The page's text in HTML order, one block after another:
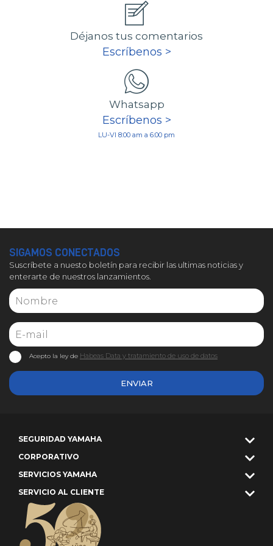
Déjanos tus comentarios
Escríbenos >
Whatsapp
Escríbenos >
LU-VI 8:00 am a 6:00 pm
SIGAMOS CONECTADOS
Suscríbete a nuesto boletín para recibir las ultimas noticias y
enterarte de nuestros lanzamientos.
ENVIAR
Acepto la ley de Habeas Data y tratamiento de uso de datos
SEGURIDAD YAMAHA
CORPORATIVO
SERVICIOS YAMAHA
SERVICIO AL CLIENTE